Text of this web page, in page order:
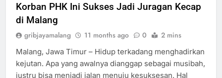
Korban PHK Ini Sukses Jadi Juragan Kecap
di Malang
gribjayamalang 11 months ago 0 2 mins
Malang, Jawa Timur – Hidup terkadang menghadirkan
kejutan. Apa yang awalnya dianggap sebagai musibah,
justru bisa menjadi jalan menuju kesuksesan. Hal